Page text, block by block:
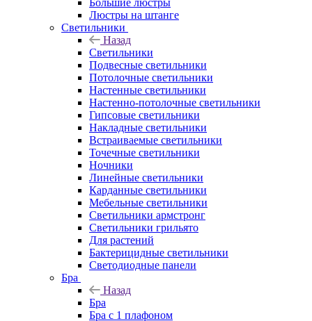
Большие люстры
Люстры на штанге
Светильники
Назад
Светильники
Подвесные светильники
Потолочные светильники
Настенные светильники
Настенно-потолочные светильники
Гипсовые светильники
Накладные светильники
Встраиваемые светильники
Точечные светильники
Ночники
Линейные светильники
Карданные светильники
Мебельные светильники
Светильники армстронг
Светильники грильято
Для растений
Бактерицидные светильники
Светодиодные панели
Бра
Назад
Бра
Бра с 1 плафоном